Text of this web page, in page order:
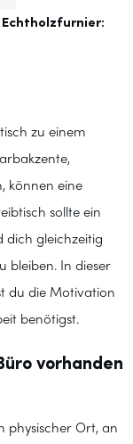
zu einem
können eine
sollte ein
dich gleichzeitig
bleiben. In dieser
du die Motivation
benötigst.
vorhanden
physischer Ort, an